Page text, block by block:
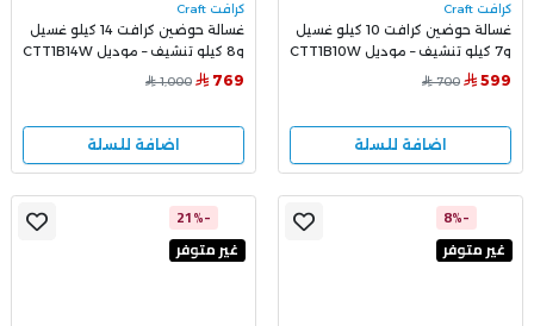
كرافت Craft
غسالة حوضين كرافت 10 كيلو غسيل
و7 كيلو تنشيف – موديل CTT1B10W
599
700
اضافة للسلة
كرافت Craft
غسالة حوضين كرافت 14 كيلو غسيل
و8 كيلو تنشيف – موديل CTT1B14W
769
1,000
اضافة للسلة
-8%
غير متوفر
-21%
غير متوفر